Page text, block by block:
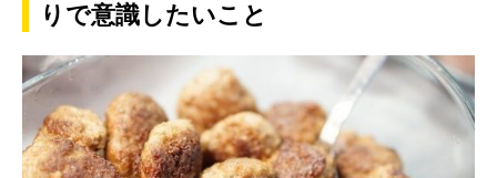
りで意識したいこと